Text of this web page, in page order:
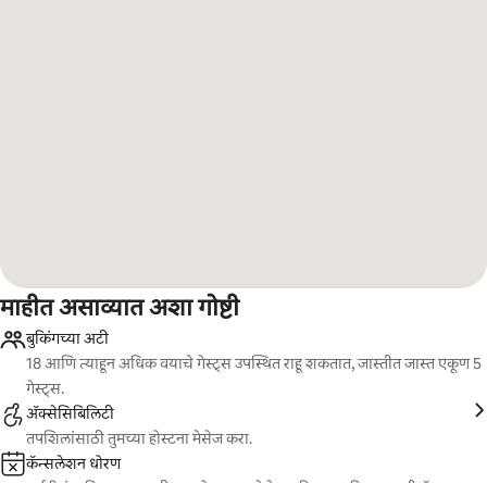
माहीत असाव्यात अशा गोष्टी
बुकिंगच्या अटी
18 आणि त्याहून अधिक वयाचे गेस्ट्स उपस्थित राहू शकतात, जास्तीत जास्त एकूण 5
गेस्ट्स.
ॲक्सेसिबिलिटी
तपशिलांसाठी तुमच्या होस्टना मेसेज करा.
कॅन्सलेशन धोरण